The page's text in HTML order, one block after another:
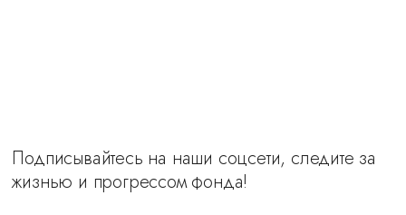
Подписывайтесь на наши соцсети, следите за
жизнью и прогрессом фонда!